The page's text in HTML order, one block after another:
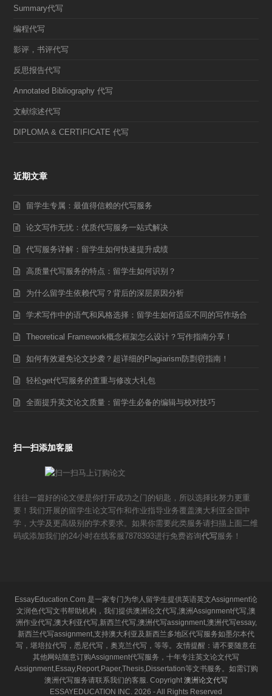
Summary代写
编程代写
影评，书评代写
反思报告代写
Annotated Bibliography 代写
文献综述代写
DIPLOMA & CERTIFICATE 代写
近期文章
留学生专属：最值得信赖的代写服务
论文写作无忧：优质代写服务一站式解决
代写服务详解：留学生如何快速提升成绩
高质量代写服务的特点：留学生如何识别？
为什么留学生依赖代写？背后的深层原因分析
学术写作中的语气和风格选择：留学生如何适应不同的写作场合
Theoretical Framework概念框架怎么设计？写作指南分享！
如何有效避免论文抄袭？超详细的Plagiarism防剽窃指南！
轻松get代写服务的查重与修改大礼包
全面提升英文论文质量：留学生必备的编辑与校对技巧
扫一扫添加客服
往往一篇好的论文便是你打开成功之门的钥匙，所以选择比努力更重
要！我们开展的留学生论文写作和作业指导业务覆盖澳大利亚全国中
学，大学及更高级别的学术要求。如果你需要此类服务请扫描上面二维
码或添加我们的24小时在线客服7878393进行免费咨询代写服务！
EssayEducation.Com 是一家专门为华人留学生提供英语英文Assignment论
文润色代写文书帮助机构，我们提供澳洲论文代写,澳洲Assignment代写,澳
洲作业代写,澳大利亚代写,新西兰代写,澳洲代写assignment,澳洲代写essay,
新西兰代写assignment,支持澳大利亚及新西兰多地区代写服务如墨尔本代
写，堪培拉代写，悉尼代写，奥克兰代写，等等。友情提醒：请不要随意在
其他网站随意订购Assignment代写服务，十年专注英文论文代写
Assignment,Essay,Report,Paper,Thesis,Dissertation等文书服务。如需订购
澳洲代写服务请联系我们的客服. Copyright 澳洲论文代写
ESSAYEDUCATION INC. 2026 - All Rights Reserved